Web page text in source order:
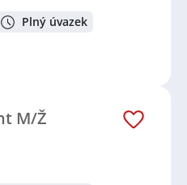
Plný úvazek
M/Ž